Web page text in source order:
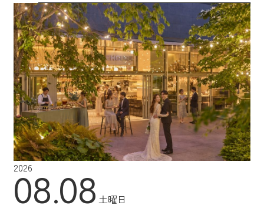
2026
08.08 土曜日